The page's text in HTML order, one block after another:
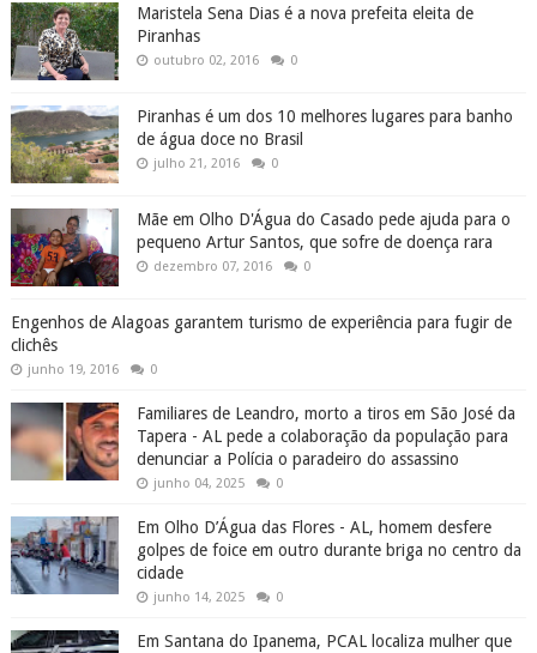
Maristela Sena Dias é a nova prefeita eleita de
Piranhas
outubro 02, 2016 0
Piranhas é um dos 10 melhores lugares para banho
de água doce no Brasil
julho 21, 2016 0
Mãe em Olho D'Água do Casado pede ajuda para o
pequeno Artur Santos, que sofre de doença rara
dezembro 07, 2016 0
Engenhos de Alagoas garantem turismo de experiência para fugir de
clichês
junho 19, 2016 0
Familiares de Leandro, morto a tiros em São José da
Tapera - AL pede a colaboração da população para
denunciar a Polícia o paradeiro do assassino
junho 04, 2025 0
Em Olho D’Água das Flores - AL, homem desfere
golpes de foice em outro durante briga no centro da
cidade
junho 14, 2025 0
Em Santana do Ipanema, PCAL localiza mulher que